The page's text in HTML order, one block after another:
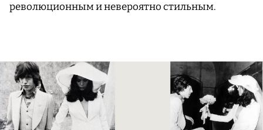
революционным и невероятно стильным.